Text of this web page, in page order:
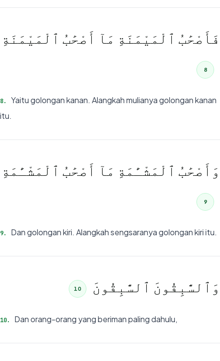
فَأَصْحَٰبُ ٱلْمَيْمَنَةِ مَآ أَصْحَٰبُ ٱلْمَيْمَنَةِ
8
8.
Yaitu golongan kanan. Alangkah mulianya golongan kanan
itu.
وَأَصْحَٰبُ ٱلْمَشْـَٔمَةِ مَآ أَصْحَٰبُ ٱلْمَشْـَٔمَةِ
9
9. Dan golongan kiri. Alangkah sengsaranya golongan kiri itu.
وَٱلسَّٰبِقُونَ ٱلسَّٰبِقُونَ 10
10. Dan orang-orang yang beriman paling dahulu,